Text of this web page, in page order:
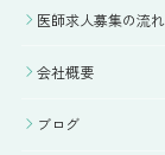
医師求人募集の流れ
会社概要
ブログ